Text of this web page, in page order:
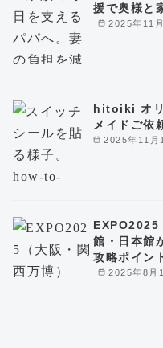
2025年11
援で奥様と
2025年11月
hitoiki オリ
メイドご依
2025年8月
EXPO2025
館・日本館
攻略ポイン